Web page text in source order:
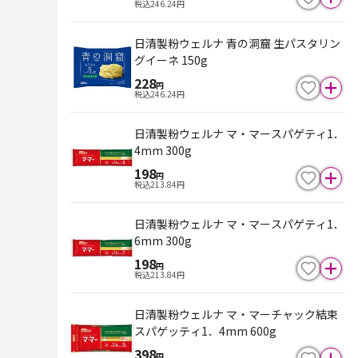
税込246.24円
日清製粉ウェルナ 青の洞窟 生パスタリン
グイーネ 150g
228円
税込246.24円
日清製粉ウェルナ マ・マースパゲティ1．
4mm 300g
198円
税込213.84円
日清製粉ウェルナ マ・マースパゲティ1．
6mm 300g
198円
税込213.84円
日清製粉ウェルナ マ・マーチャック結束
スパゲッティ1．4mm 600g
398